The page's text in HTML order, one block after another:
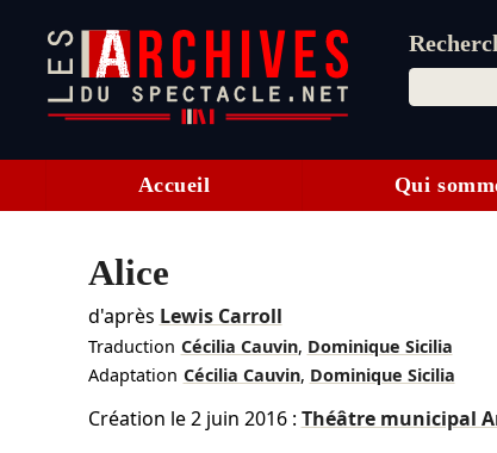
Accueil Qui
Alice
d'après Lewis Carroll
Traduction Cécilia Cauvin, Dominique Sicilia
Adaptation Cécilia Cauvin, Dominique Sicilia
Création le2 juin 2016: Théâtre municipal